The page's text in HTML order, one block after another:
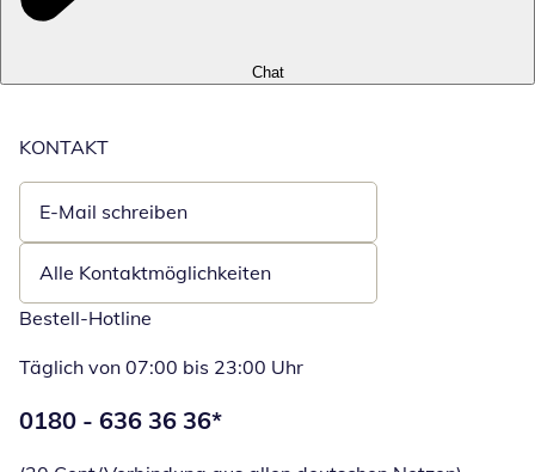
Chat
KONTAKT
E-Mail schreiben
Öffnet E-Mail-Client
Alle Kontaktmöglichkeiten
Bestell-Hotline
Täglich von 07:00 bis 23:00 Uhr
Telefonnummer:
0180 - 636 36 36*